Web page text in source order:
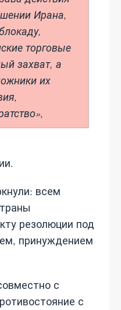
Ирана,
торговые
захват, а
их
всем
резолюции под
принуждением
с
с